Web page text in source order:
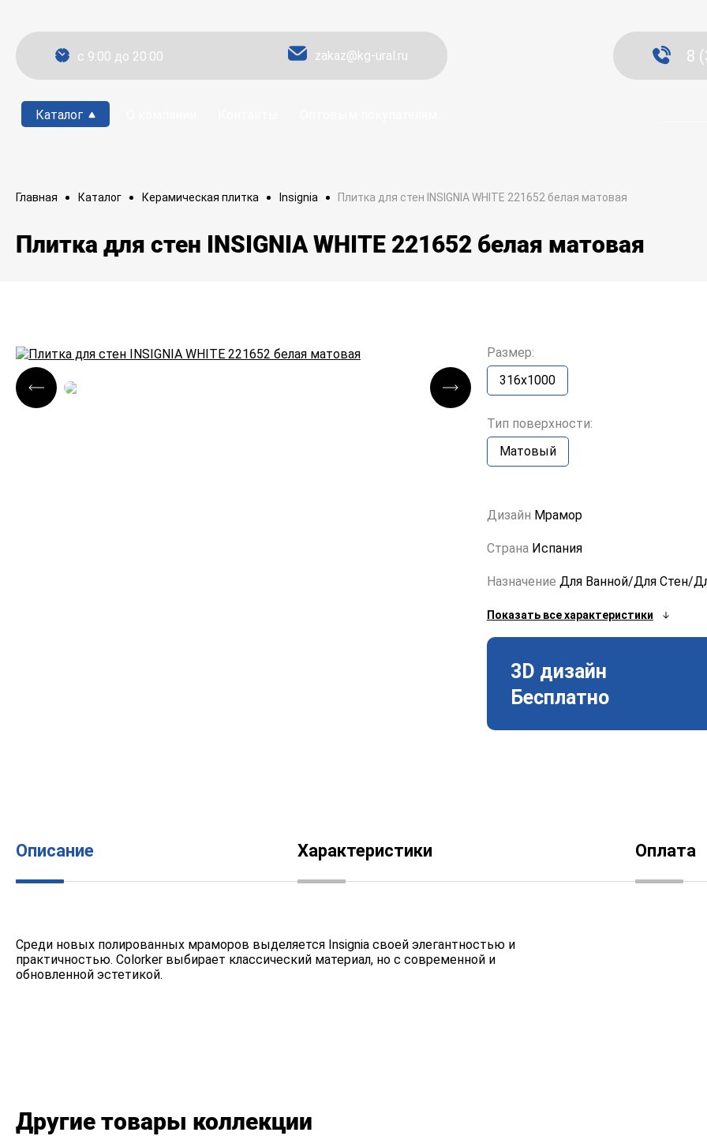
c 9:00 до 20:00 zakaz@kg-ural.ru
Каталог
8
Главная Каталог Керамическая плитка Insignia Плитка для стен INSIGNIA WHITE 221652 белая матовая
Плитка для стен INSIGNIA WHITE 221652 белая матовая
Размер:
316x1000
Тип поверхности:
Матовый
Дизайн Мрамор
Страна Испания
Назначение Для Ванной/Для Стен/
Показать все характеристики
3D дизайн
Бесплатно
Описание Характеристики Оплата
Среди новых полированных мраморов выделяется Insignia своей элегантностью и
практичностью. Colorker выбирает классический материал, но с современной и
обновленной эстетикой.
Другие товары коллекции